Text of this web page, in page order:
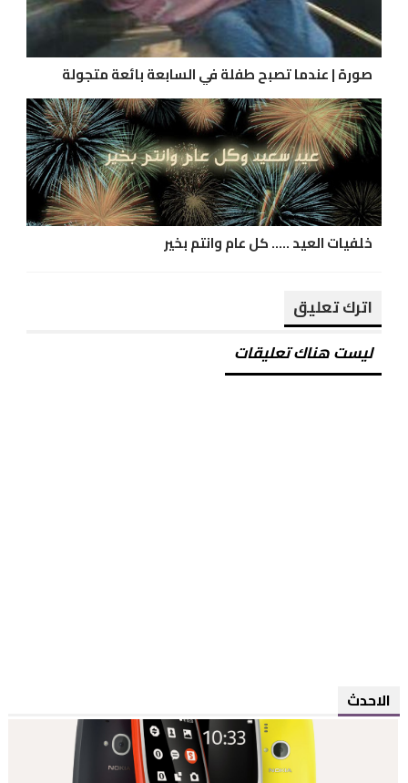
صورة | عندما تصبح طفلة في السابعة بائعة متجولة
خلفيات العيد ..... كل عام وانتم بخير
اترك تعليق
ليست هناك تعليقات
الاحدث